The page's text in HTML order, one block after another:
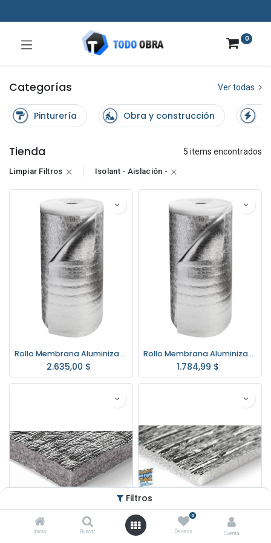
Filtros
Inicio Buscar
0
Deseos Cuenta
0
Categorías Ver todas
Pinturería Obra y construcción
Tienda 5 items encontrados
Limpiar Filtros Isolant - Aislación -
Rollo Membrana Aluminizada Bajo Teja-Chapa 10mm. RUFI10
2.635,00 $
Rollo Membrana Aluminizada Bajo Teja-Chapa 5mm. RUFI5
1.784,99 $